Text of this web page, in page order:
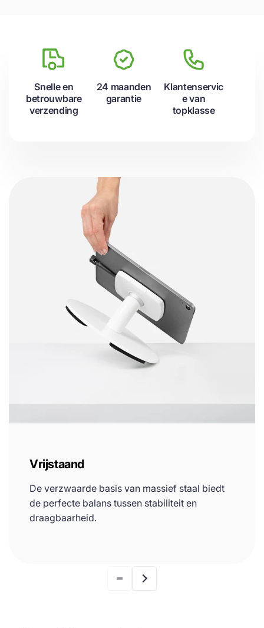
Snelle en
betrouwbare
verzending
24 maanden
garantie
Klantenservic
e van
topklasse
Vrijstaand
De verzwaarde basis van massief staal biedt
de perfecte balans tussen stabiliteit en
draagbaarheid.